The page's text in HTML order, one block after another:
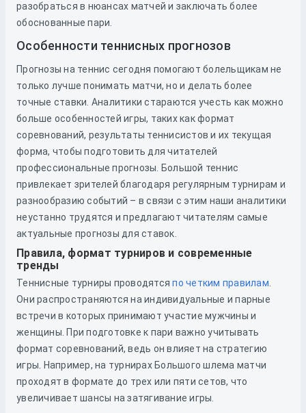
разобраться в нюансах матчей и заключать более
обоснованные пари.
Особенности теннисных прогнозов
Прогнозы на теннис сегодня помогают болельщикам не
только лучше понимать матчи, но и делать более
точные ставки. Аналитики стараются учесть как можно
больше особенностей игры, таких как формат
соревнований, результаты теннисистов и их текущая
форма, чтобы подготовить для читателей
профессиональные прогнозы. Большой теннис
привлекает зрителей благодаря регулярным турнирам и
разнообразию событий – в связи с этим наши аналитики
неустанно трудятся и предлагают читателям самые
актуальные прогнозы для ставок.
Правила, формат турниров и современные
тренды
Теннисные турниры проводятсяпо четким правилам
Они распространяются на индивидуальные и парные
встречи в которых принимают участие мужчины и
женщины. При подготовке к пари важно учитывать
формат соревнований, ведь он влияет на стратегию
игры. Например, на турнирах Большого шлема матчи
проходят в формате до трех или пяти сетов, что
увеличивает шансы на затягивание игры.